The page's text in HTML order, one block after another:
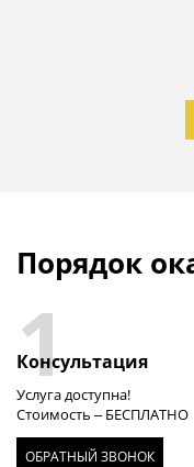
Порядок
1
Консультация
Услуга доступна!
Стоимость – БЕСПЛАТНО
ОБРАТНЫЙ ЗВОНОК